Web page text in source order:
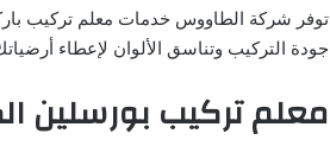
توفر شركة الطاووس خدمات معلم تركيب
جودة التركيب وتناسق الألوان لإعطاء
معلم تركيب بورسلين